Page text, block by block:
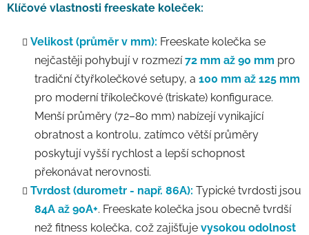
Klíčové vlastnosti freeskate koleček:
Velikost (průměr v mm): Freeskate kolečka se
nejčastěji pohybují v rozmezí72 mm až 90 mm pro
tradiční čtyřkolečkové setupy, a 100 mm až 125 mm
pro moderní tříkolečkové (triskate) konfigurace.
Menší průměry (72–80 mm) nabízejí vynikající
obratnost a kontrolu, zatímco větší průměry
poskytují vyšší rychlost a lepší schopnost
překonávat nerovnosti.
Tvrdost (durometr - např. 86A): Typické tvrdosti jsou
84A až 90A+. Freeskate kolečka jsou obecně tvrdší
než fitness kolečka, což zajišťuje vysokou odolnost